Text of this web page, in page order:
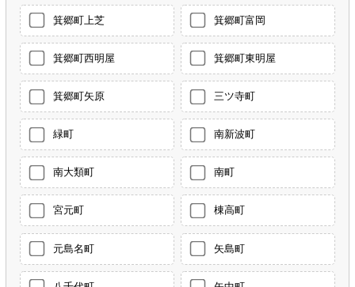
箕郷町上芝 箕郷町富岡
箕郷町西明屋 箕郷町東明屋
箕郷町矢原 三ツ寺町
緑町 南新波町
南大類町 南町
宮元町 棟高町
元島名町 矢島町